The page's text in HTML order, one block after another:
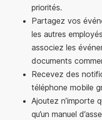
priorités.
Partagez vos
les autres
associez les
documents
Recevez des
téléphone mobile
Ajoutez n’importe
qu’un manuel